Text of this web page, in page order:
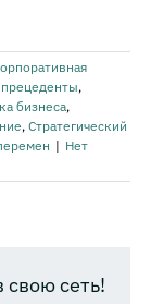
,
бизнеса,
, Стратегический
| Нет
свою сеть!